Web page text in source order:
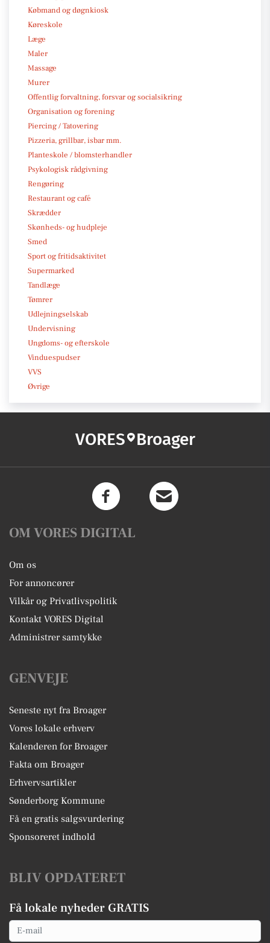
Købmand og døgnkiosk
Køreskole
Læge
Maler
Massage
Murer
Offentlig forvaltning, forsvar og socialsikring
Organisation og forening
Piercing / Tatovering
Pizzeria, grillbar, isbar mm.
Planteskole / blomsterhandler
Psykologisk rådgivning
Rengøring
Restaurant og café
Skrædder
Skønheds- og hudpleje
Smed
Sport og fritidsaktivitet
Supermarked
Tandlæge
Tømrer
Udlejningselskab
Undervisning
Ungdoms- og efterskole
Vinduespudser
VVS
Øvrige
VORES Broager
OM VORES DIGITAL
Om os
For annoncører
Vilkår og Privatlivspolitik
Kontakt VORES Digital
Administrer samtykke
GENVEJE
Seneste nyt fra Broager
Vores lokale erhverv
Kalenderen for Broager
Fakta om Broager
Erhvervsartikler
Sønderborg Kommune
Få en gratis salgsvurdering
Sponsoreret indhold
BLIV OPDATERET
Få lokale nyheder GRATIS
Email